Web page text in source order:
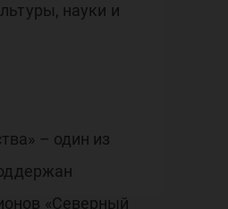
науки и
– один из
«Северный